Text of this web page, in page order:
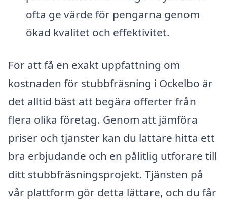
ofta ge värde för pengarna genom
ökad kvalitet och effektivitet.
För att få en exakt uppfattning om
kostnaden för stubbfräsning i Ockelbo är
det alltid bäst att begära offerter från
flera olika företag. Genom att jämföra
priser och tjänster kan du lättare hitta ett
bra erbjudande och en pålitlig utförare till
ditt stubbfräsningsprojekt. Tjänsten på
vår plattform gör detta lättare, och du får